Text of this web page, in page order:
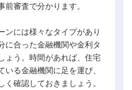
前審査で分かります。
ンには様々なタイプがあり
に合った金融機関や金利タ
ょう。時間があれば、住宅
いる金融機関に足を運び、
く確認しておきましょう。